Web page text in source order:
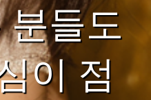
분들도
이 점